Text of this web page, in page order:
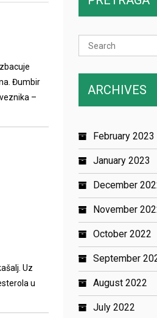
Đumbir
–
Uz
u
Search
for:
ARCHIVES
February 2023
January 2023
December
November
October 2022
September
August 2022
July 2022